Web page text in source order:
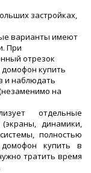
застройках,
варианты имеют
При
отрезок
домофон купить
и наблюдать
на
отдельные
динамики,
полностью
домофон купить в
тратить время